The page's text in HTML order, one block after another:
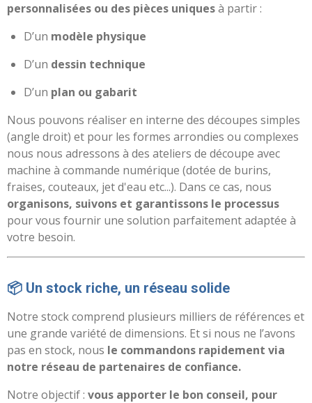
personnalisées ou des pièces uniquesà partir :
D’un modèle physique
D’un dessin technique
D’un plan ou gabarit
Nous pouvons réaliser en interne des découpes simples
(angle droit) et pour les formes arrondies ou complexes
nous nous adressons à des ateliers de découpe avec
machine à commande numérique (dotée de burins,
fraises, couteaux, jet d'eau etc...). Dans ce cas, nous
organisons, suivons et garantissons le processus
pour vous fournir une solution parfaitement adaptée à
votre besoin.
📦 Un stock riche, un réseau solide
Notre stock comprend plusieurs milliers de références et
une grande variété de dimensions. Et si nous ne l’avons
pas en stock, nous le commandons rapidement via
notre réseau de partenaires de confiance.
Notre objectif : vous apporter le bon conseil, pour